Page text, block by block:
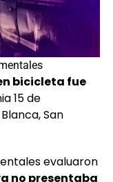
bicicleta fue
15 de
San
evaluaron
no presentaba